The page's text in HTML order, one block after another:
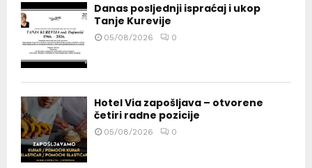
Danas posljednji ispraćaj i ukop
Tanje Kurevije
05/08/2026 0
Hotel Via zapošljava – otvorene
četiri radne pozicije
05/08/2026 0